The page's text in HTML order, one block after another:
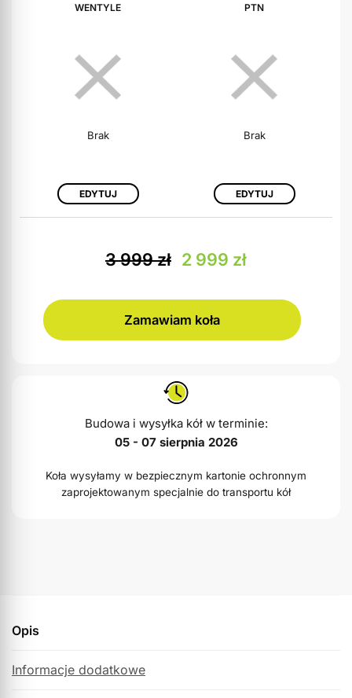
WENTYLE
Brak
EDYTUJ
PTN
Brak
EDYTUJ
3 999zł 2 999 zł
Zamawiam koła
Budowa i wysyłka kół w terminie:
05 - 07 sierpnia 2026
Koła wysyłamy w bezpiecznym kartonie ochronnym
zaprojektowanym specjalnie do transportu kół
Opis
Informacje dodatkowe